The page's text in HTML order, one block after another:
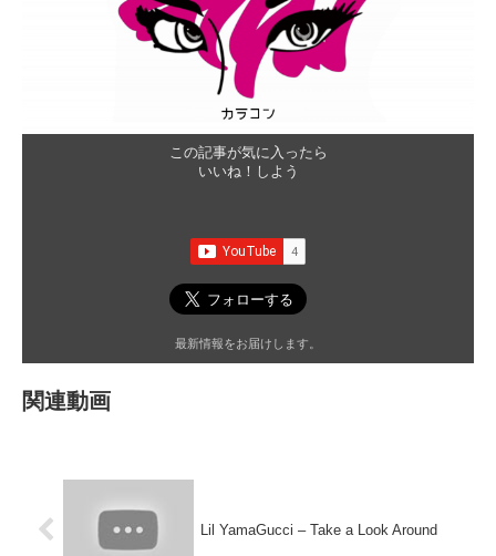
この記事が気に入ったら
いいね！しよう
最新情報をお届けします。
関連動画
Lil YamaGucci – Take a Look Around